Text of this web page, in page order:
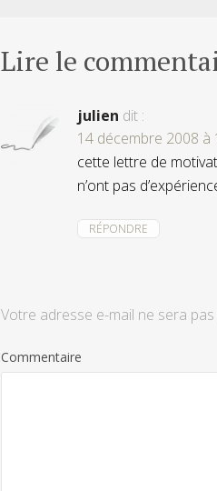
Lire le
julien dit :
14 décembre 2008 à
cette lettre de
n’ont pas
RÉPONDRE
Votre adresse e-mail ne sera pas
Commentaire